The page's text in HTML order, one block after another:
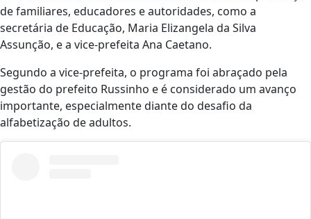
de familiares, educadores e autoridades, como a
secretária de Educação, Maria Elizangela da Silva
Assunção, e a vice-prefeita Ana Caetano.
Segundo a vice-prefeita, o programa foi abraçado pela
gestão do prefeito Russinho e é considerado um avanço
importante, especialmente diante do desafio da
alfabetização de adultos.